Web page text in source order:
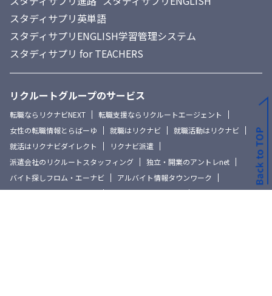
スタディサプリ英単語
スタディサプリENGLISH学習管理システム
スタディサプリ for TEACHERS
リクルートグループのサービス
転職ならリクナビNEXT
転職支援ならリクルートエージェント
女性の転職情報とらばーゆ
就職はリクナビ
就職活動はリクナビ
就活はリクナビダイレクト
リクナビ派遣
派遣会社のリクルートスタッフィング
独立・開業のアントレnet
バイト探しフロム・エーナビ
アルバイト情報タウンワーク
求人転職サイトはたらいく
フロム・エーキャリア